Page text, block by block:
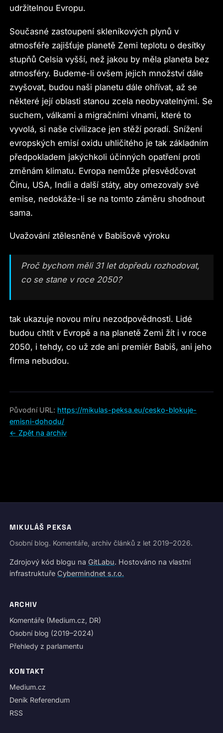
udržitelnou Evropu.
Současné zastoupení skleníkových plynů v
atmosféře zajišťuje planetě Zemi teplotu o desítky
stupňů Celsia vyšší, než jakou by měla planeta bez
atmosféry. Budeme-li ovšem jejich množství dále
zvyšovat, budou naši planetu dále ohřívat, až se
některé její oblasti stanou zcela neobyvatelnými. Se
suchem, válkami a migračními vlnami, které to
vyvolá, si naše civilizace jen stěží poradí. Snížení
evropských emisí oxidu uhličitého je tak základním
předpokladem jakýchkoli účinných opatření proti
změnám klimatu. Evropa nemůže přesvědčovat
Čínu, USA, Indii a další státy, aby omezovaly své
emise, nedokáže-li se na tomto záměru shodnout
sama.
Uvažování ztělesněné v Babišově výroku
Proč bychom měli 31 let dopředu rozhodovat,
co se stane v roce 2050?
tak ukazuje novou míru nezodpovědnosti. Lidé
budou chtít v Evropě a na planetě Zemi žít i v roce
2050, i tehdy, co už zde ani premiér Babiš, ani jeho
firma nebudou.
Původní URL: https://mikulas-peksa.eu/cesko-blokuje-
emisni-dohodu/
← Zpět na archiv
MIKULÁŠ PEKSA
Osobní blog. Komentáře, archiv článků z let 2019–2026.
Zdrojový kód blogu na GitLabu. Hostováno na vlastní
infrastruktuře Cybermindnet s.r.o.
ARCHIV
Komentáře (Medium.cz, DR)
Osobní blog (2019–2024)
Přehledy z parlamentu
KONTAKT
Medium.cz
Deník Referendum
RSS